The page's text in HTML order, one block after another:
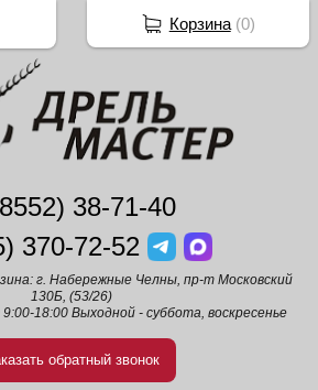
38-71-40
370-72-52
г. Набережные Челны, пр-т Московский
130Б, (53/26)
18:00 Выходной - суббота, воскресенье
обратный звонок
Корзина(0)